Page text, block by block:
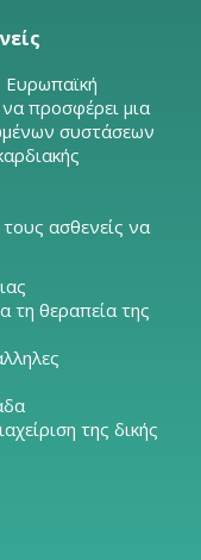
Ευρωπαϊκή
προσφέρει μια
συστάσεων
ασθενείς να
τη θεραπεία της
της δικής